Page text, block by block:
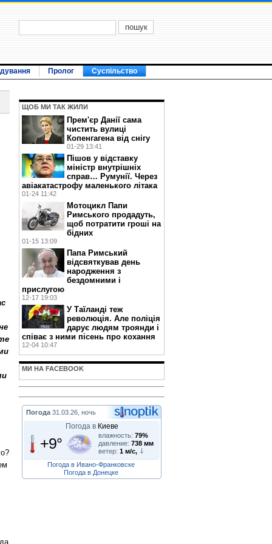
Пролог Суспільство
ЩОБ МИ ТАК ЖИЛИ
Прем'єр Данії сама
чистить вулиці
Копенгагена від снігу
01-29 13:41
Пішов у відставку
міністр внутрішніх
справ… Румунії. Через
авіакатастрофу маленького літака
01-24 11:42
Мотоцикл Папи
Римського продадуть,
щоб потратити гроші на
бідних
01-15 13:09
Папа Римський
відсвяткував день
народження з
бездомними і
прислугою
12-17 19:03
У Таїланді теж
революція. Але поліція
дарує людям троянди і
співає з ними пісень про кохання
12-04 10:47
МИ НА FACEBOOK
Погода 31.03.26, ночь
Погода в Киеве
+9° влажность: 79%
давление: 738 мм
ветер: 1 м/с,
Погода в Ивано-Франковске
Погода в Донецке